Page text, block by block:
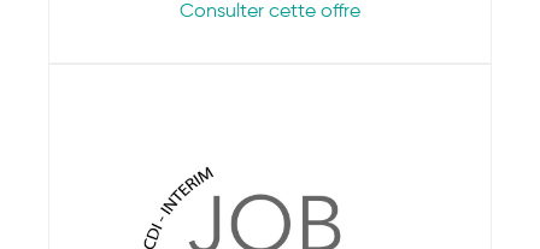
Consulter cette offre